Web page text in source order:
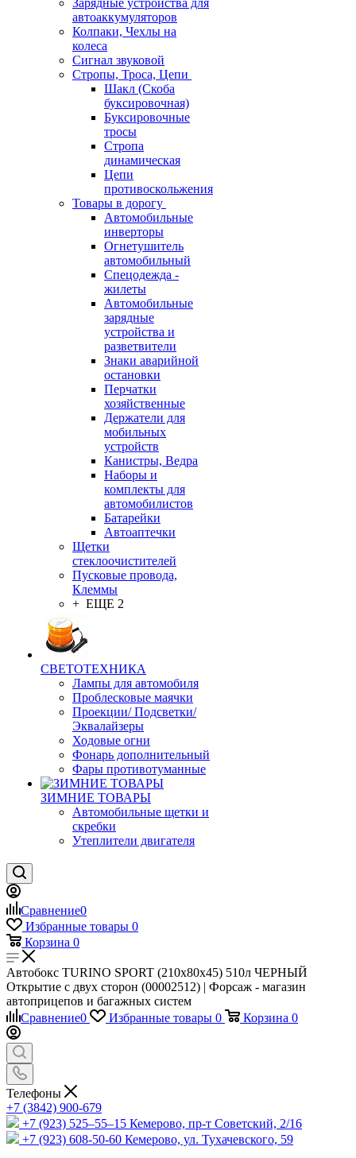
Зарядные устройства для
автоаккумуляторов
Колпаки, Чехлы на
колеса
Сигнал звуковой
Стропы, Троса, Цепи
Шакл (Скоба
буксировочная)
Буксировочные
тросы
Стропа
динамическая
Цепи
противоскольжения
Товары в дорогу
Автомобильные
инверторы
Огнетушитель
автомобильный
Спецодежда -
жилеты
Автомобильные
зарядные
устройства и
разветвители
Знаки аварийной
остановки
Перчатки
хозяйственные
Держатели для
мобильных
устройств
Канистры, Ведра
Наборы и
комплекты для
автомобилистов
Батарейки
Автоаптечки
Щетки
стеклоочистителей
Пусковые провода,
Клеммы
+ ЕЩЕ 2
СВЕТОТЕХНИКА
Лампы для автомобиля
Проблесковые маячки
Проекции/ Подсветки/
Эквалайзеры
Ходовые огни
Фонарь дополнительный
Фары противотуманные
ЗИМНИЕ ТОВАРЫ
Автомобильные щетки и
скребки
Утеплители двигателя
Сравнение0
Избранные товары 0
Корзина 0
Автобокс TURINO SPORT (210х80х45) 510л ЧЕРНЫЙ
Открытие c двух сторон (00002512) | Форсаж - магазин
автоприцепов и багажных систем
Сравнение0 Избранные товары 0 Корзина 0
Телефоны
+7 (3842) 900-679
+7 (923) 525–55–15 Кемерово, пр-т Советский, 2/16
+7 (923) 608-50-60 Кемерово, ул. Тухачевского, 59